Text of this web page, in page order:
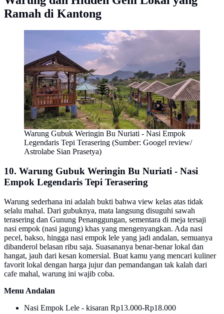
Ramah di Kantong
Warung Gubuk Weringin Bu Nuriati - Nasi Empok
Legendaris Tepi Terasering (Sumber: Googel review/
Astrolabe Sian Prasetya)
10. Warung Gubuk Weringin Bu Nuriati - Nasi
Empok Legendaris Tepi Terasering
Warung sederhana ini adalah bukti bahwa view kelas atas tidak
selalu mahal. Dari gubuknya, mata langsung disuguhi sawah
terasering dan Gunung Penanggungan, sementara di meja tersaji
nasi empok (nasi jagung) khas yang mengenyangkan. Ada nasi
pecel, bakso, hingga nasi empok lele yang jadi andalan, semuanya
dibanderol belasan ribu saja. Suasananya benar-benar lokal dan
hangat, jauh dari kesan komersial. Buat kamu yang mencari kuliner
favorit lokal dengan harga jujur dan pemandangan tak kalah dari
cafe mahal, warung ini wajib coba.
Menu Andalan
Nasi Empok Lele - kisaran Rp13.000-Rp18.000